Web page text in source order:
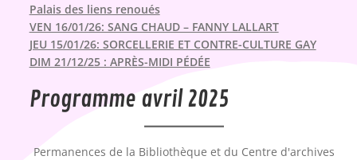
Palais des liens renoués
VEN 16/01/26: SANG CHAUD – FANNY LALLART
JEU 15/01/26: SORCELLERIE ET CONTRE-CULTURE GAY
DIM 21/12/25 : APRÈS-MIDI PÉDÉE
Programme avril 2025
Permanences de la Bibliothèque et du Centre d'archives